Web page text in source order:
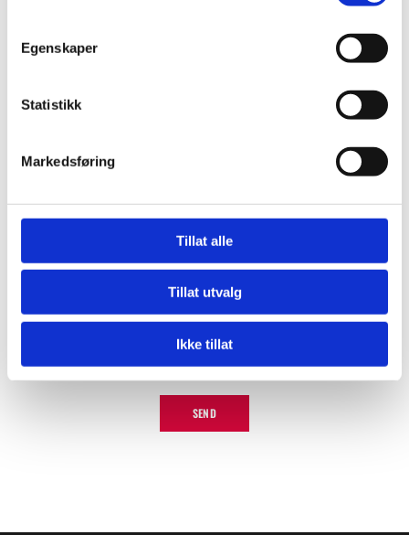
Egenskaper
Statistikk
Markedsføring
Tillat alle
Tillat utvalg
Ikke tillat
Kommentar